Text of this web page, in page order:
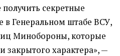
секретные
Генеральном штабе ВСУ,
Минобороны, которые
характера», —